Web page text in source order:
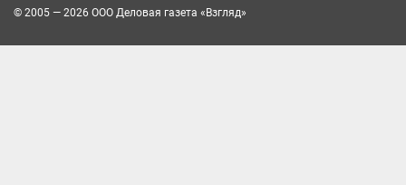
© 2005 — 2026 ООО Деловая газета «Взгляд»